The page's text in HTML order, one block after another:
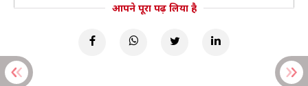
आपने पूरा पढ़ लिया है